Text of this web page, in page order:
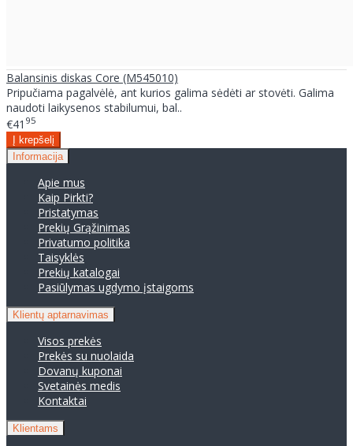
Balansinis diskas Core (M545010)
Pripučiama pagalvėlė, ant kurios galima sėdėti ar stovėti. Galima
naudoti laikysenos stabilumui, bal..
€41 95
Informacija
Apie mus
Kaip Pirkti?
Pristatymas
Prekių Grąžinimas
Privatumo politika
Taisyklės
Prekių katalogai
Pasiūlymas ugdymo įstaigoms
Klientų aptarnavimas
Visos prekės
Prekės su nuolaida
Dovanų kuponai
Svetainės medis
Kontaktai
Klientams